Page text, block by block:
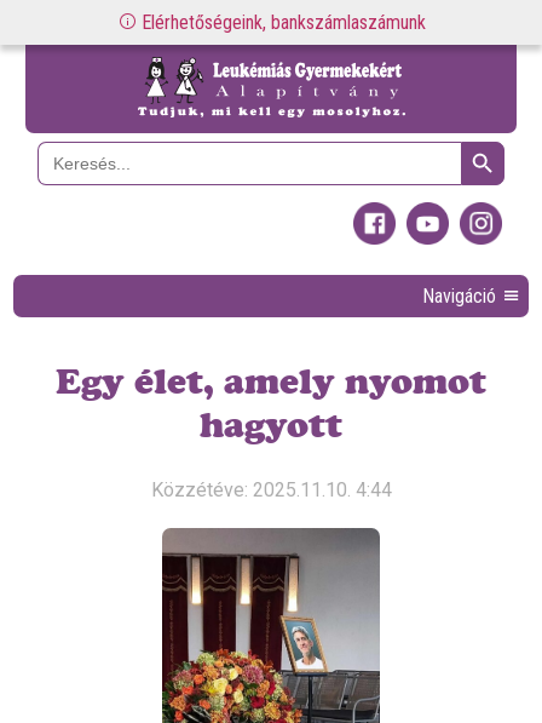
Elérhetőségeink, bankszámlaszámunk
Search
for:
Search Button
Navigáció
Egy élet, amely nyomot
hagyott
Közzétéve: 2025.11.10. 4:44